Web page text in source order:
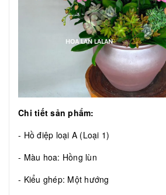
Chi tiết sản phẩm:
- Hồ điệp loại A (Loại 1)
- Màu hoa: Hồng lùn
- Kiểu ghép: Một hướng